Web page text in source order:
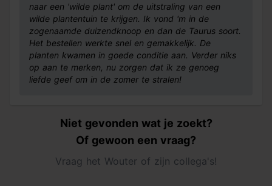
naar een 'wilde plant' om de uitstraling van een
wilde plantentuin te krijgen. Ik vond 'm in de
zogenaamde duizendknoop en dan de Taurus soort.
Het bestellen werkte snel en gemakkelijk. De
planten kwamen in goede conditie aan. Verder niks
op aan te merken, nu zorgen dat ik ze genoeg
liefde geef om in de zomer te stralen!
Niet gevonden wat je zoekt?
Of gewoon een vraag?
Vraag het Wouter of zijn collega's!